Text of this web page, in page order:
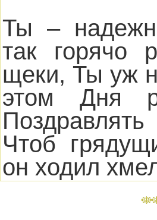
Ты –
так горячо
щеки, Ты уж
этом Дня
Чтоб
он ходил